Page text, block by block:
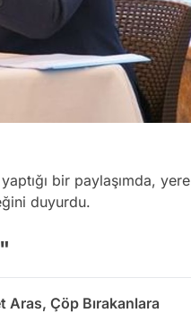
bir paylaşımda, yere
duyurdu.
Aras, Çöp Bırakanlara